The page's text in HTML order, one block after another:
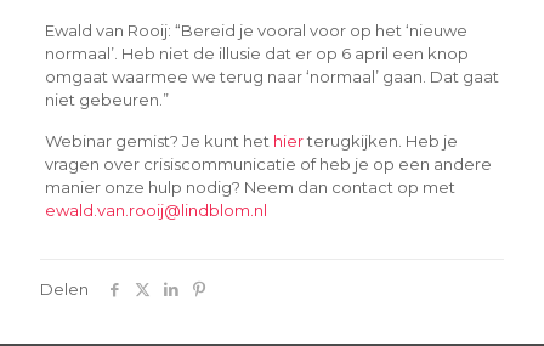
Ewald van Rooij: “Bereid je vooral voor op het ‘nieuwe
normaal’. Heb niet de illusie dat er op 6 april een knop
omgaat waarmee we terug naar ‘normaal’ gaan. Dat gaat
niet gebeuren.”
Webinar gemist? Je kunt het hierterugkijken. Heb je
vragen over crisiscommunicatie of heb je op een andere
manier onze hulp nodig? Neem dan contact op met
ewald.van.rooij@lindblom.nl
Delen